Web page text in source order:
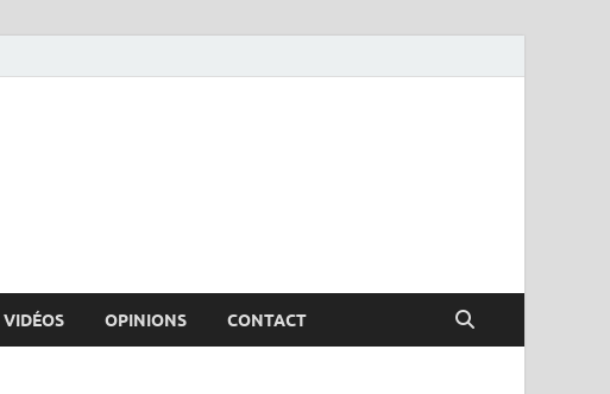
VIDÉOS OPINIONS CONTACT